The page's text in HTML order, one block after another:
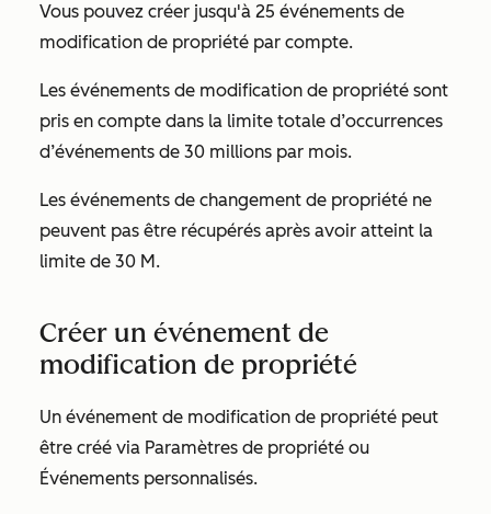
Vous pouvez créer jusqu'à 25 événements de
modification de propriété par compte.
Les événements de modification de propriété sont
pris en compte dans la limite totale d’occurrences
d’événements de 30 millions par mois.
Les événements de changement de propriété ne
peuvent pas être récupérés après avoir atteint la
limite de 30 M.
Créer un événement de
modification de propriété
Un événement de modification de propriété peut
être créé via Paramètres de propriété ou
Événements personnalisés.